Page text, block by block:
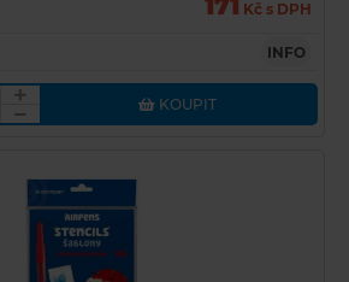
171 Kč s DPH
INFO
KOUPIT